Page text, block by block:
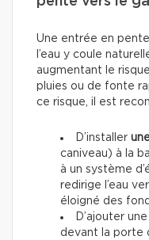
Une entrée en
l’eau y coule
augmentant le
pluies ou de fonte
ce risque, il est
D’installer
caniveau) à la
à un système
redirige l’eau
éloigné des
D’ajouter une
devant la porte